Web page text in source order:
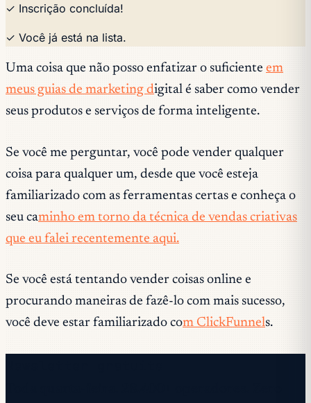
✓ Inscrição concluída!
✓ Você já está na lista.
Uma coisa que não posso enfatizar o suficiente em
meus guias de marketing digital é saber como vender
seus produtos e serviços de forma inteligente.
Se você me perguntar, você pode vender qualquer
coisa para qualquer um, desde que você esteja
familiarizado com as ferramentas certas e conheça o
seu caminho em torno da técnica de vendas criativas
que eu falei recentemente aqui.
Se você está tentando vender coisas online e
procurando maneiras de fazê-lo com mais sucesso,
você deve estar familiarizado com ClickFunnels.